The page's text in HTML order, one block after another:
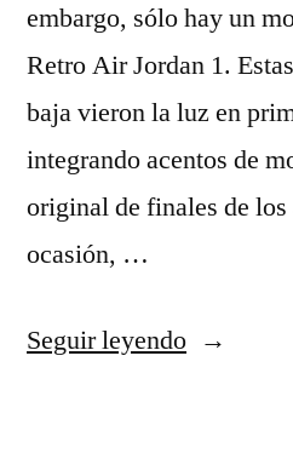
embargo, sólo hay un
Retro Air Jordan 1.
baja vieron la luz en
integrando acentos de
original de finales de los
ocasión, …
Seguir leyendo«Así